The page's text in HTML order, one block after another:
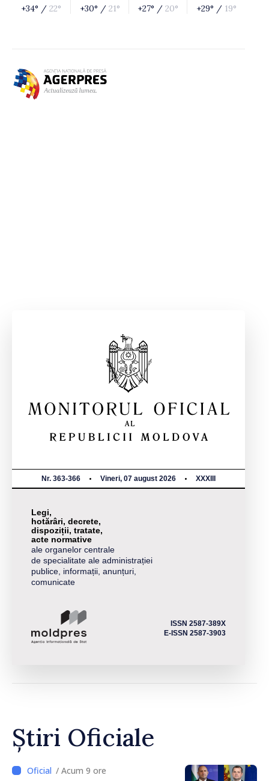
+34° / 22° +30° / 21° +27° / 20° +29° / 19°
Nr. 363-366 Vineri, 07 august 2026 XXXIII
Legi,
hotărâri, decrete,
dispoziții, tratate,
acte normative
ale organelor centrale
de specialitate ale administrației
publice, informații, anunțuri,
comunicate
ISSN 2587-389X
E-ISSN 2587-3903
Știri Oficiale
/ Acum 9 ore